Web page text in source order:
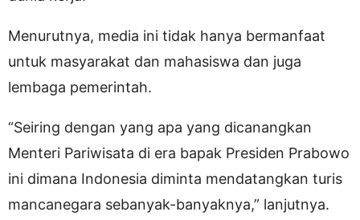
Menurutnya, media ini tidak hanya bermanfaat
untuk masyarakat dan mahasiswa dan juga
lembaga pemerintah.
“Seiring dengan yang apa yang dicanangkan
Menteri Pariwisata di era bapak Presiden Prabowo
ini dimana Indonesia diminta mendatangkan turis
mancanegara sebanyak-banyaknya,” lanjutnya.